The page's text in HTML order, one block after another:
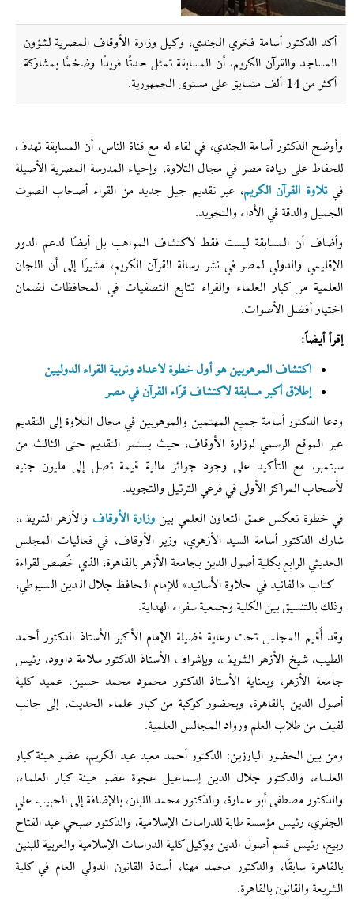
أكد الدكتور أسامة فخري الجندي، وكيل وزارة الأوقاف المصریة لشؤون
المساجد والقرآن الكريم، أن المسابقة تمثل حدثًا فريدًا وضخمًا بمشاركة
أكثر من 14 ألف متسابق على مستوى الجمهورية.
وأوضح الدكتور أسامة الجندي، في لقاء له مع قناة الناس، أن المسابقة تهدف
للحفاظ على ريادة مصر في مجال التلاوة، وإحياء المدرسة المصرية الأصيلة
فيتلاوة القرآن الكريم، عبر تقديم جيل جديد من القراء أصحاب الصوت
الجميل والدقة في الأداء والتجويد.
وأضاف أن المسابقة ليست فقط لاكتشاف المواهب بل أيضًا لدعم الدور
الإقليمي والدولي لمصر في نشر رسالة القرآن الكريم، مشيرًا إلى أن اللجان
العلمية من كبار العلماء والقراء تتابع التصفيات في المحافظات لضمان
اختيار أفضل الأصوات.
إقرأ أيضاً:
اکتشاف الموهوبین هو أول خطوة لاعداد وتربیة القراء الدولیین
إطلاق أكبر مسابقة لاكتشاف قرّاء القرآن في مصر
ودعا الدكتور أسامة جميع المهتمين والموهوبين في مجال التلاوة إلى التقديم
عبر الموقع الرسمي لوزارة الأوقاف، حيث يستمر التقديم حتى الثالث من
سبتمبر، مع التأكيد على وجود جوائز مالية قيمة تصل إلى مليون جنيه
لأصحاب المراكز الأولى في فرعي الترتيل والتجويد.
في خطوة تعكس عمق التعاون العلمي بين وزارة الأوقاف والأزهر الشريف،
شارك الدكتور أسامة السيد الأزهري، وزير الأوقاف، في فعاليات المجلس
الحديثي الرابع بكلية أصول الدين بجامعة الأزهر بالقاهرة، الذي خُصص لقراءة
كتاب «الفانيد في حلاوة الأسانيد» للإمام الحافظ جلال الدين السيوطي،
وذلك بالتنسيق بين الكلية وجمعية سفراء الهداية.
وقد أُقيم المجلس تحت رعاية فضيلة الإمام الأكبر الأستاذ الدكتور أحمد
الطيب، شيخ الأزهر الشريف، وبإشراف الأستاذ الدكتور سلامة داوود، رئيس
جامعة الأزهر، وبعناية الأستاذ الدكتور محمود محمد حسين، عميد كلية
أصول الدين بالقاهرة، وبحضور كوكبة من كبار علماء الحديث، إلى جانب
لفيف من طلاب العلم ورواد المجالس العلمية.
ومن بين الحضور البارزين: الدكتور أحمد معبد عبد الكريم، عضو هيئة كبار
العلماء، والدكتور جلال الدين إسماعيل عجوة عضو هيئة كبار العلماء،
والدكتور مصطفى أبو عمارة، والدكتور محمد اللبان، بالإضافة إلى الحبيب علي
الجفري، رئيس مؤسسة طابة للدراسات الإسلامية، والدكتور صبحي عبد الفتاح
ربيع، رئيس قسم أصول الدين ووكيل كلية الدراسات الإسلامية والعربية للبنين
بالقاهرة سابقًا، والدكتور محمد مهنا، أستاذ القانون الدولي العام في كلية
الشريعة والقانون بالقاهرة.